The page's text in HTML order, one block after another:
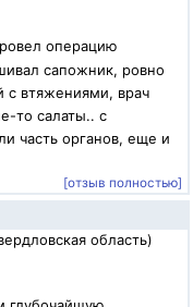
операцию
сапожник, ровно
с втяжениями, врач
то салаты.. с
часть органов, еще и
[отзыв полностью]
область)